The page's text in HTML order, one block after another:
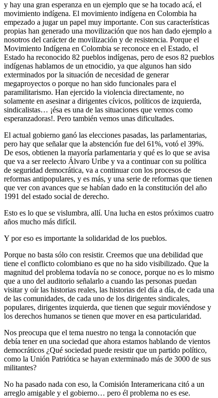
y hay una gran esperanza en un ejemplo que se ha tocado acá, el
movimiento indígena. El movimiento indígena en Colombia ha
empezado a jugar un papel muy importante. Con sus características
propias han generado una movilización que nos han dado ejemplo a
nosotros del carácter de movilización y de resistencia. Porque el
Movimiento Indígena en Colombia se reconoce en el Estado, el
Estado ha reconocido 82 pueblos indígenas, pero de esos 82 pueblos
indígenas hablamos de un etnocidio, ya que algunos han sido
exterminados por la situación de necesidad de generar
megaproyectos o porque no han sido funcionales para el
paramilitarismo. Han ejercido la violencia directamente, no
solamente en asesinar a dirigentes cívicos, políticos de izquierda,
sindicalistas… ¡ésa es una de las situaciones que vemos como
esperanzadoras!. Pero también vemos unas dificultades.
El actual gobierno ganó las elecciones pasadas, las parlamentarias,
pero hay que señalar que la abstención fue del 61%, votó el 39%.
De esos, obtienen la mayoría parlamentaria y qué es lo que se avisa
que va a ser reelecto Álvaro Uribe y va a continuar con su política
de seguridad democrática, va a continuar con los procesos de
reformas antipopulares, y es más, y una serie de reformas que tienen
que ver con avances que se habían dado en la constitución del año
1991 del estado social de derecho.
Esto es lo que se vislumbra, allí. Una lucha en estos próximos cuatro
años mucho más difícil.
Y por eso es importante la solidaridad de los pueblos.
Porque no basta sólo con resistir. Creemos que una debilidad que
tiene el conflicto colombiano es que no ha sido visibilizado. Que la
magnitud del problema todavía no se conoce, porque no es lo mismo
que a uno del auditorio señalarlo a cuando las personas puedan
visitar y oír las historias reales, las historias del día a día, de cada una
de las comunidades, de cada uno de los dirigentes sindicales,
populares, dirigentes izquierda, que tienen que seguir moviéndose y
los derechos humanos se tienen que mover en esa particularidad.
Nos preocupa que el tema nuestro no tenga la connotación que
debía tener en una sociedad que ahora estamos hablando de vientos
democráticos ¿Qué sociedad puede resistir que un partido político,
como la Unión Patriótica se hayan exterminado más de 3000 de sus
militantes?
No ha pasado nada con eso, la Comisión Interamericana citó a un
arreglo amigable y el gobierno… pero él problema no es ese.